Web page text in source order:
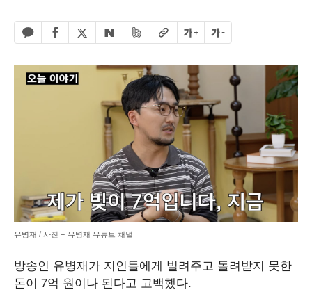
카카오톡 공유하기
페이스북 공유하기
엑스 공유하기
네이버 공유하기
밴드 공유하기
URL복사글자 크게글자 작게
유병재 / 사진 = 유병재 유튜브 채널
방송인 유병재가 지인들에게 빌려주고 돌려받지 못한
돈이 7억 원이나 된다고 고백했다.